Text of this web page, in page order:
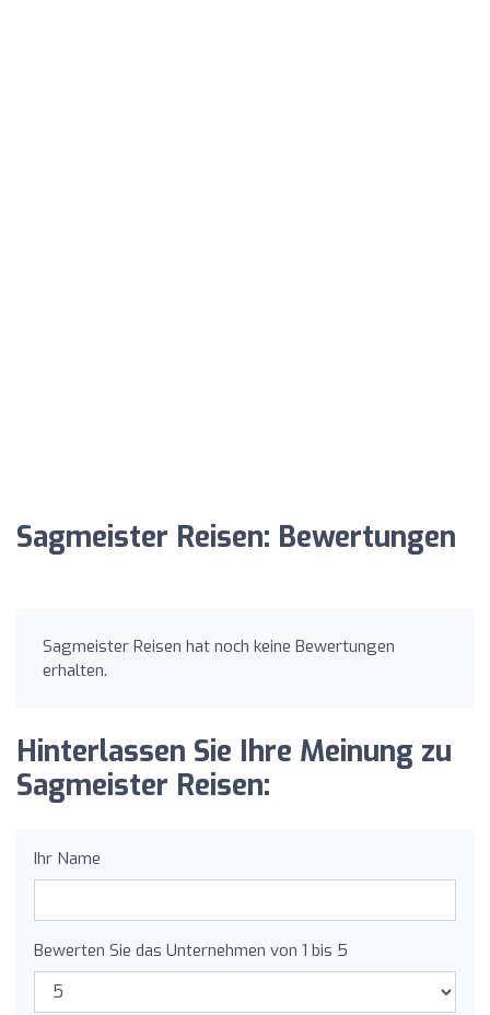
Sagmeister Reisen: Bewertungen
Sagmeister Reisen hat noch keine Bewertungen
erhalten.
Hinterlassen Sie Ihre Meinung zu
Sagmeister Reisen:
Ihr Name
Bewerten Sie das Unternehmen von 1 bis 5